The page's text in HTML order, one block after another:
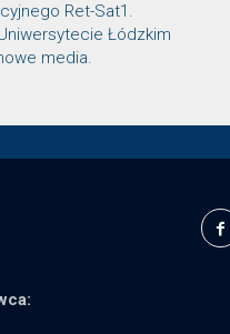
Ret-Sat1.
Łódzkim
media.